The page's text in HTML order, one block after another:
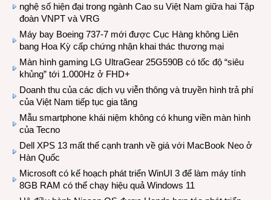
nghệ số hiện đại trong ngành Cao su Việt Nam giữa hai Tập
đoàn VNPT và VRG
Máy bay Boeing 737-7 mới được Cục Hàng không Liên
bang Hoa Kỳ cấp chứng nhận khai thác thương mại
Màn hình gaming LG UltraGear 25G590B có tốc độ “siêu
khủng” tới 1.000Hz ở FHD+
Doanh thu của các dịch vụ viễn thông và truyền hình trả phí
của Việt Nam tiếp tục gia tăng
Mẫu smartphone khái niệm không có khung viền màn hình
của Tecno
Dell XPS 13 mất thế cạnh tranh về giá với MacBook Neo ở
Hàn Quốc
Microsoft có kế hoạch phát triển WinUI 3 để làm máy tính
8GB RAM có thể chạy hiệu quả Windows 11